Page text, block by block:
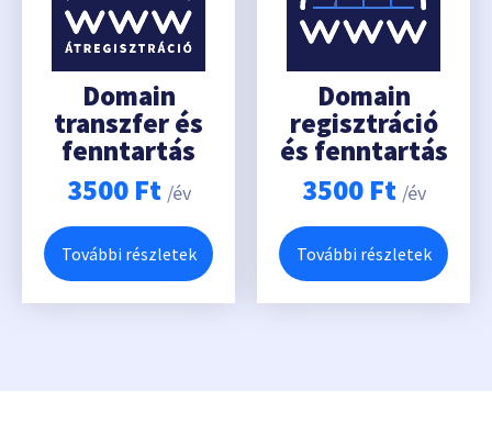
Domain
transzfer és
fenntartás
3500 Ft /év
További részletek
Domain
regisztráció
és fenntartás
3500 Ft /év
További részletek